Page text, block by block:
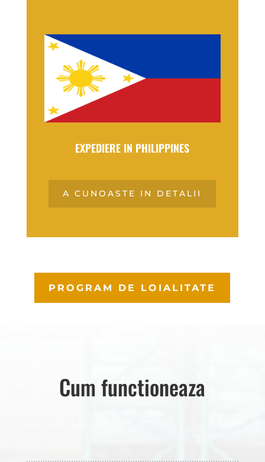
EXPEDIERE IN PHILIPPINES
A CUNOASTE IN DETALII
PROGRAM DE LOIALITATE
Cum functioneaza